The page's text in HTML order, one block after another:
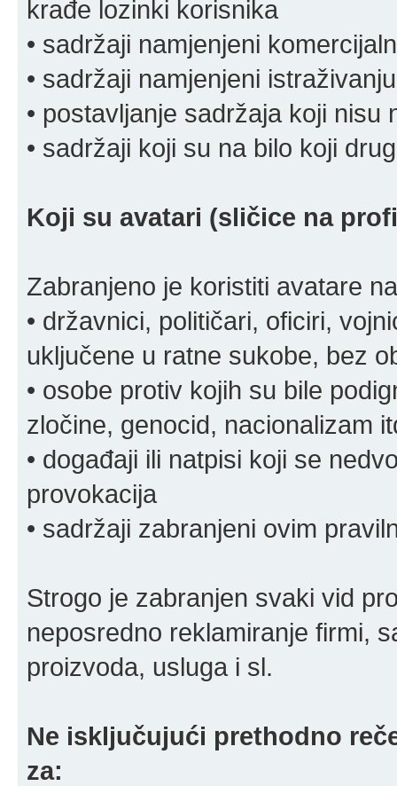
krađe lozinki korisnika
• sadržaji namjenjeni
• sadržaji namjenjeni
• postavljanje sadržaja koji
• sadržaji koji su na bilo koji
Koji su avatari (sličice na
Zabranjeno je koristiti avatare
• državnici, političari, oficiri,
uključene u ratne sukobe, bez
• osobe protiv kojih su bile
zločine, genocid, nacionalizam
• događaji ili natpisi koji se
provokacija
• sadržaji zabranjeni ovim
Strogo je zabranjen svaki vid
neposredno reklamiranje firmi,
proizvoda, usluga i sl.
Ne isključujući prethodno
za: